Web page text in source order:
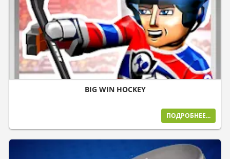
BIG WIN HOCKEY
ПОДРОБНЕЕ...